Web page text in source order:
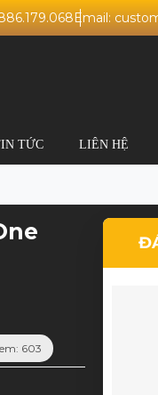
Email:
TỨC LIÊN HỆ
603